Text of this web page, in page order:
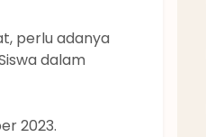
perlu adanya
dalam
2023.